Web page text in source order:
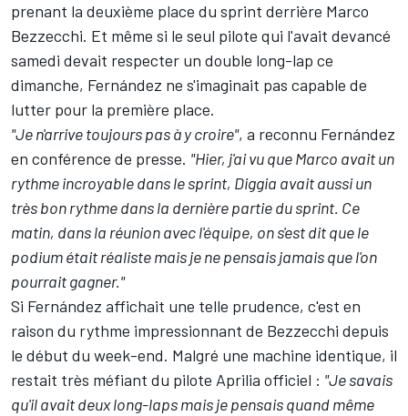
prenant la deuxième place du sprint derrière Marco
Bezzecchi. Et même si le seul pilote qui l'avait devancé
samedi devait respecter un double long-lap ce
dimanche, Fernández ne s'imaginait pas capable de
lutter pour la première place.
"Je n'arrive toujours pas à y croire", a reconnu Fernández
en conférence de presse. "Hier, j'ai vu que Marco avait un
rythme incroyable dans le sprint, Diggia avait aussi un
très bon rythme dans la dernière partie du sprint. Ce
matin, dans la réunion avec l'équipe, on s'est dit que le
podium était réaliste mais je ne pensais jamais que l'on
pourrait gagner."
Si Fernández affichait une telle prudence, c'est en
raison du rythme impressionnant de Bezzecchi depuis
le début du week-end. Malgré une machine identique, il
restait très méfiant du pilote Aprilia officiel : "Je savais
qu'il avait deux long-laps mais je pensais quand même